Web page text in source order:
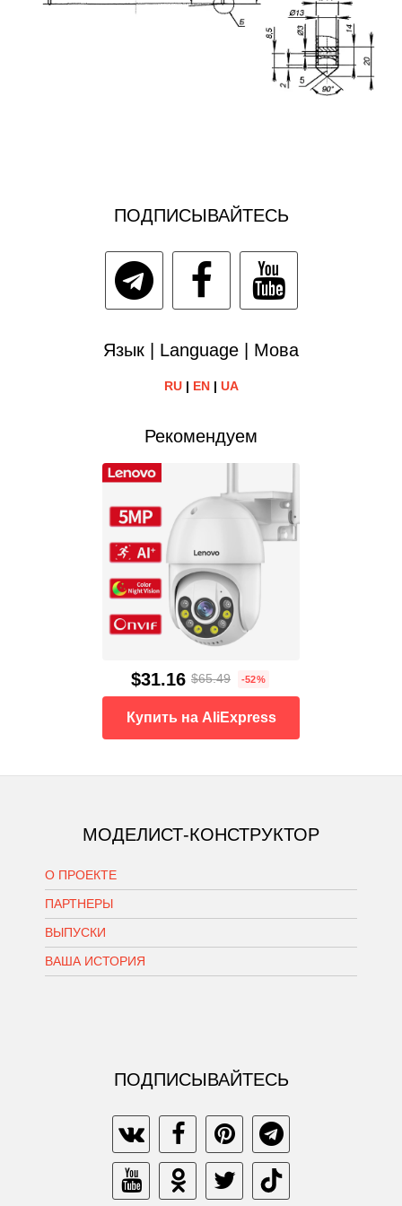
ПОДПИСЫВАЙТЕСЬ
Язык | Language | Мова
RU| EN| UA
Рекомендуем
$31.16 $65.49 -52%
Купить на AliExpress
МОДЕЛИСТ-КОНСТРУКТОР
О ПРОЕКТЕ
ПАРТНЕРЫ
ВЫПУСКИ
ВАША ИСТОРИЯ
ПОДПИСЫВАЙТЕСЬ